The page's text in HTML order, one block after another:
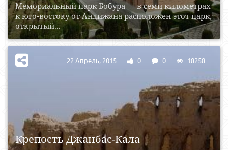
Мемориальный парк Бобура — в семи километрах
к юго-востоку от Андижана расположен этот парк,
открытый...
Крепость Джанбас-Кала
22 Апрель, 2015 0 0 18258